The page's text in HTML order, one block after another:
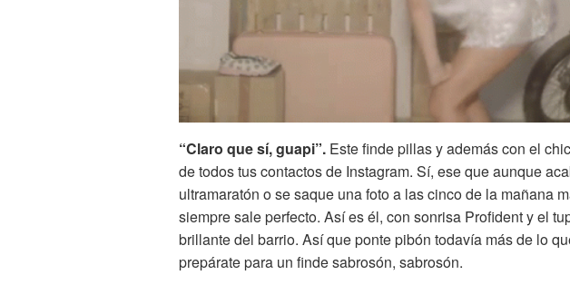
“Claro que sí, guapi”. Este finde pillas y además con el
de todos tus contactos de Instagram. Sí, ese que aunque
ultramaratón o se saque una foto a las cinco de la mañana
siempre sale perfecto. Así es él, con sonrisa Profident y el
brillante del barrio. Así que ponte pibón todavía más de lo
prepárate para un finde sabrosón, sabrosón.